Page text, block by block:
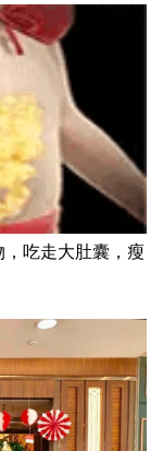
吃走大肚囊，瘦